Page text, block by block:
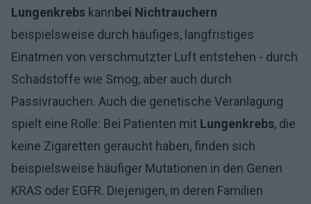
Lungenkrebs kannbei Nichtrauchern
beispielsweise durch häufiges, langfristiges
Einatmen von verschmutzter Luft entstehen - durch
Schadstoffe wie Smog, aber auch durch
Passivrauchen. Auch die genetische Veranlagung
spielt eine Rolle: Bei Patienten mit Lungenkrebs, die
keine Zigaretten geraucht haben, finden sich
beispielsweise häufiger Mutationen in den Genen
KRAS oder EGFR. Diejenigen, in deren Familien